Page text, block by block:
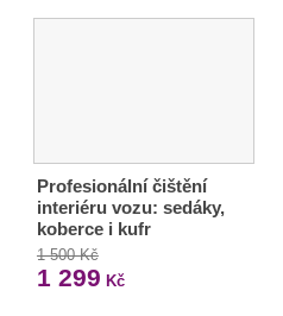
Profesionální čištění
interiéru vozu: sedáky,
koberce i kufr
1 500 Kč
1 299 Kč